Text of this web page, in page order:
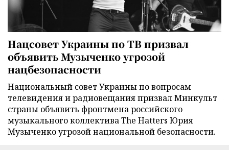
Нацсовет Украины по ТВ призвал
объявить Музыченко угрозой
нацбезопасности
Национальный совет Украины по вопросам
телевидения и радиовещания призвал Минкульт
страны объявить фронтмена российского
музыкального коллектива The Hatters Юрия
Музыченко угрозой национальной безопасности.